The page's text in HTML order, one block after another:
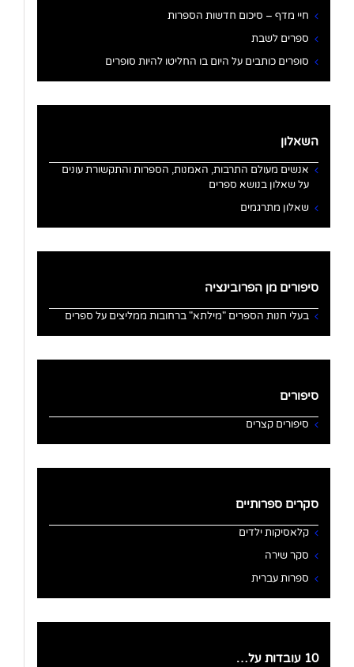
חיי מדף – סיכום חדשות הספרות
ספרים לשבת
סופרים כותבים על היום בו החליטו להיות סופרים
השאלון
אנשים מעולם התרבות, האמנות, הספרות והתקשורת עונים
על שאלון בנושא ספרים
שאלון מתרגמים
סיפורים מן הפרובינציה
בעלי חנות הספרים "מילתא" ברחובות ממליצים על ספרים
סיפורים
סיפורים קצרים
סקרים ספרותיים
קלאסיקות ילדים
סקר שירה
ספרות עברית
10 עובדות על…